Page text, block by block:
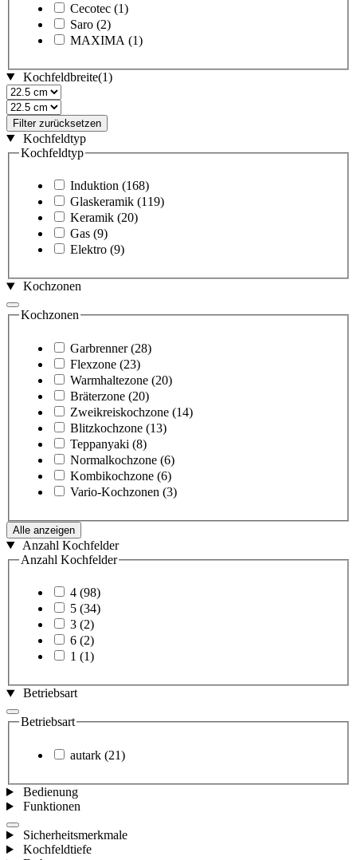
Cecotec (1)
Saro (2)
MAXIMA (1)
Kochfeldbreite(1)
Filter zurücksetzen
Kochfeldtyp
Kochfeldtyp
Induktion (168)
Glaskeramik (119)
Keramik (20)
Gas (9)
Elektro (9)
Kochzonen
Kochzonen
Garbrenner (28)
Flexzone (23)
Warmhaltezone (20)
Bräterzone (20)
Zweikreiskochzone (14)
Blitzkochzone (13)
Teppanyaki (8)
Normalkochzone (6)
Kombikochzone (6)
Vario-Kochzonen (3)
Alle anzeigen
Anzahl Kochfelder
Anzahl Kochfelder
4 (98)
5 (34)
3 (2)
6 (2)
1 (1)
Betriebsart
Betriebsart
autark (21)
Bedienung
Funktionen
Sicherheitsmerkmale
Kochfeldtiefe